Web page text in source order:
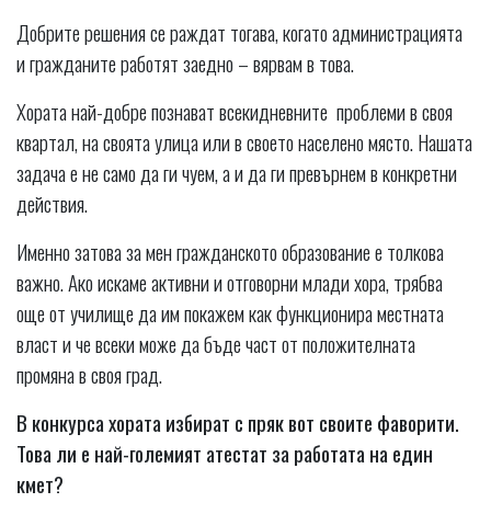
Добрите решения се раждат тогава, когато администрацията
и гражданите работят заедно – вярвам в това.
Хората най-добре познават всекидневните проблеми в своя
квартал, на своята улица или в своето населено място. Нашата
задача е не само да ги чуем, а и да ги превърнем в конкретни
действия.
Именно затова за мен гражданското образование е толкова
важно. Ако искаме активни и отговорни млади хора, трябва
още от училище да им покажем как функционира местната
власт и че всеки може да бъде част от положителната
промяна в своя град.
В конкурса хората избират с пряк вот своите фаворити.
Това ли е най-големият атестат за работата на един
кмет?